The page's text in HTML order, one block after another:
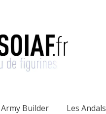
Army Builder Les Andals